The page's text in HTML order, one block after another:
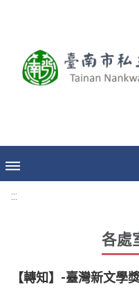
:::
各處
【轉知】-臺灣新文學